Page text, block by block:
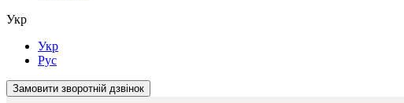
Укр
Укр
Рус
Замовити зворотній дзвінок